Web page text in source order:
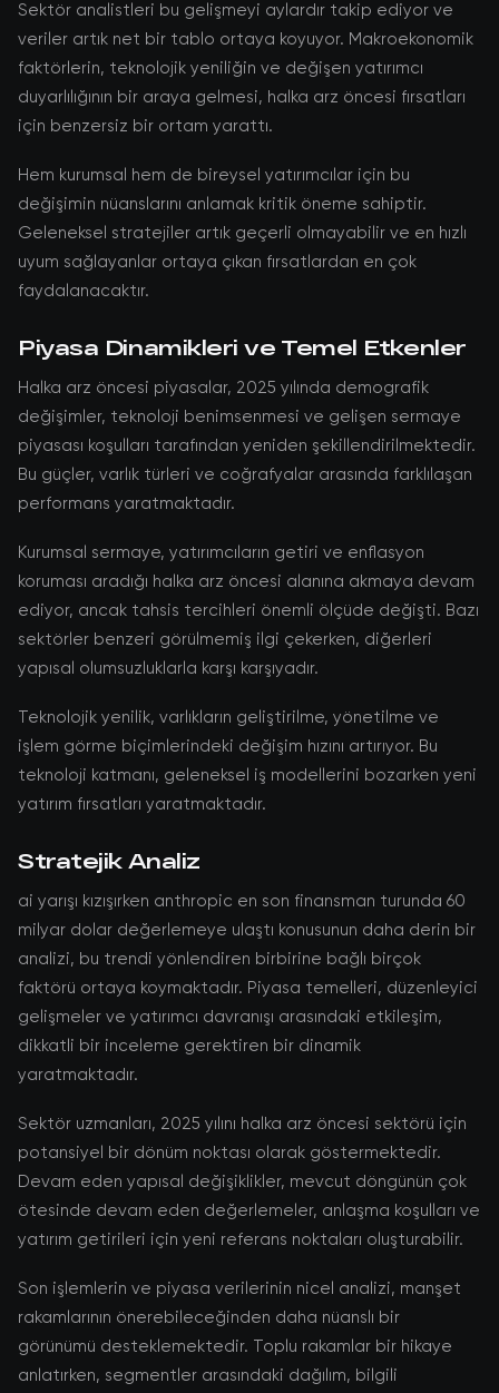
Sektör analistleri bu gelişmeyi aylardır takip ediyor ve
veriler artık net bir tablo ortaya koyuyor. Makroekonomik
faktörlerin, teknolojik yeniliğin ve değişen yatırımcı
duyarlılığının bir araya gelmesi, halka arz öncesi fırsatları
için benzersiz bir ortam yarattı.
Hem kurumsal hem de bireysel yatırımcılar için bu
değişimin nüanslarını anlamak kritik öneme sahiptir.
Geleneksel stratejiler artık geçerli olmayabilir ve en hızlı
uyum sağlayanlar ortaya çıkan fırsatlardan en çok
faydalanacaktır.
Piyasa Dinamikleri ve Temel Etkenler
Halka arz öncesi piyasalar, 2025 yılında demografik
değişimler, teknoloji benimsenmesi ve gelişen sermaye
piyasası koşulları tarafından yeniden şekillendirilmektedir.
Bu güçler, varlık türleri ve coğrafyalar arasında farklılaşan
performans yaratmaktadır.
Kurumsal sermaye, yatırımcıların getiri ve enflasyon
koruması aradığı halka arz öncesi alanına akmaya devam
ediyor, ancak tahsis tercihleri önemli ölçüde değişti. Bazı
sektörler benzeri görülmemiş ilgi çekerken, diğerleri
yapısal olumsuzluklarla karşı karşıyadır.
Teknolojik yenilik, varlıkların geliştirilme, yönetilme ve
işlem görme biçimlerindeki değişim hızını artırıyor. Bu
teknoloji katmanı, geleneksel iş modellerini bozarken yeni
yatırım fırsatları yaratmaktadır.
Stratejik Analiz
ai yarışı kızışırken anthropic en son finansman turunda 60
milyar dolar değerlemeye ulaştı konusunun daha derin bir
analizi, bu trendi yönlendiren birbirine bağlı birçok
faktörü ortaya koymaktadır. Piyasa temelleri, düzenleyici
gelişmeler ve yatırımcı davranışı arasındaki etkileşim,
dikkatli bir inceleme gerektiren bir dinamik
yaratmaktadır.
Sektör uzmanları, 2025 yılını halka arz öncesi sektörü için
potansiyel bir dönüm noktası olarak göstermektedir.
Devam eden yapısal değişiklikler, mevcut döngünün çok
ötesinde devam eden değerlemeler, anlaşma koşulları ve
yatırım getirileri için yeni referans noktaları oluşturabilir.
Son işlemlerin ve piyasa verilerinin nicel analizi, manşet
rakamlarının önerebileceğinden daha nüanslı bir
görünümü desteklemektedir. Toplu rakamlar bir hikaye
anlatırken, segmentler arasındaki dağılım, bilgili